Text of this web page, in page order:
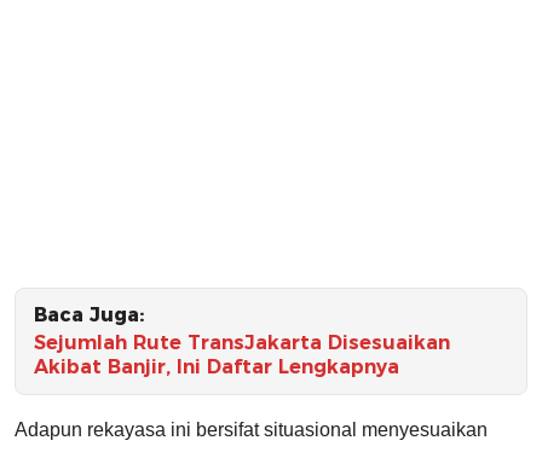
Baca Juga:
Sejumlah Rute TransJakarta Disesuaikan
Akibat Banjir, Ini Daftar Lengkapnya
Adapun rekayasa ini bersifat situasional menyesuaikan